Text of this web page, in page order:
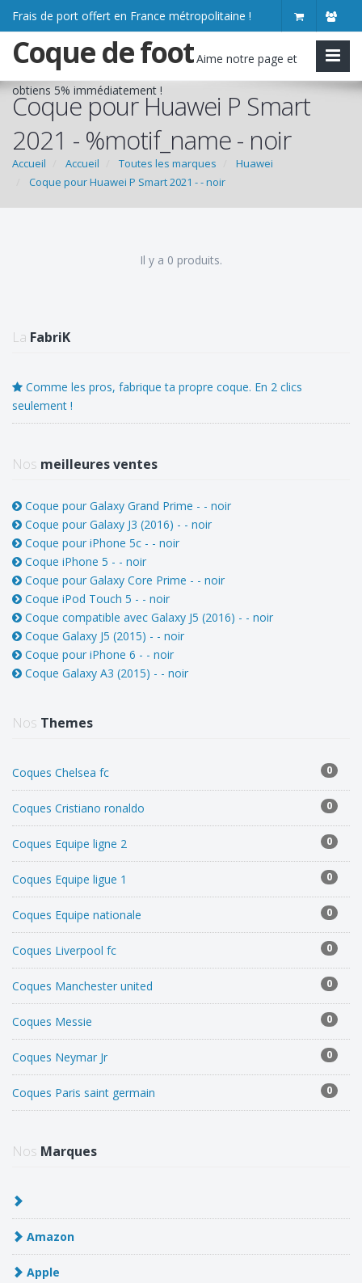
Frais de port offert en France métropolitaine !
Coque de footAime notre page et
obtiens 5% immédiatement !
Coque pour Huawei P Smart
2021 - %motif_name - noir
Accueil Accueil Toutes les marques
Huawei
Coque pour Huawei P Smart 2021 - - noir
Il y a 0 produits.
La FabriK
Comme les pros, fabrique ta propre coque. En 2 clics
seulement !
Nos meilleures ventes
Coque pour Galaxy Grand Prime - - noir
Coque pour Galaxy J3 (2016) - - noir
Coque pour iPhone 5c - - noir
Coque iPhone 5 - - noir
Coque pour Galaxy Core Prime - - noir
Coque iPod Touch 5 - - noir
Coque compatible avec Galaxy J5 (2016) - - noir
Coque Galaxy J5 (2015) - - noir
Coque pour iPhone 6 - - noir
Coque Galaxy A3 (2015) - - noir
Nos Themes
Coques Chelsea fc 0
Coques Cristiano ronaldo 0
Coques Equipe ligne 2 0
Coques Equipe ligue 1 0
Coques Equipe nationale 0
Coques Liverpool fc 0
Coques Manchester united 0
Coques Messie 0
Coques Neymar Jr 0
Coques Paris saint germain 0
Nos Marques
Amazon
Apple